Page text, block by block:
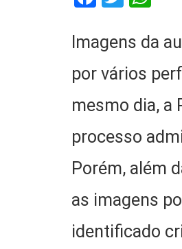
Imagens da
por vários
mesmo dia, a
processo
Porém, além
as imagens
identificado